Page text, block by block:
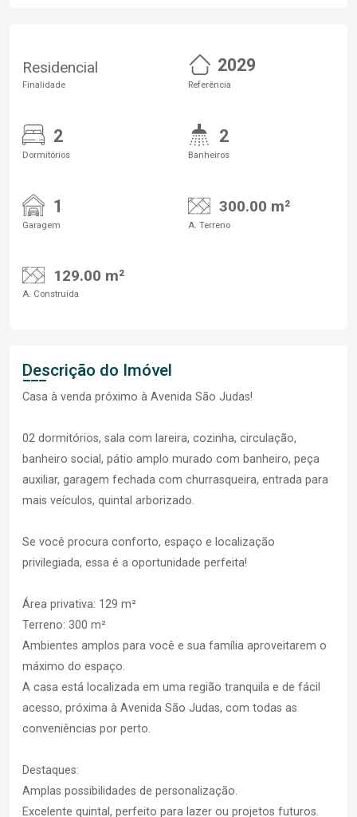
Residencial
Finalidade
2029
Referência
2
Dormitórios
2
Banheiros
1
Garagem
300.00 m²
A. Terreno
129.00 m²
A. Construída
Descrição do Imóvel
Casa à venda próximo à Avenida São Judas!
02 dormitórios, sala com lareira, cozinha, circulação,
banheiro social, pátio amplo murado com banheiro, peça
auxiliar, garagem fechada com churrasqueira, entrada para
mais veículos, quintal arborizado.
Se você procura conforto, espaço e localização
privilegiada, essa é a oportunidade perfeita!
Área privativa: 129 m²
Terreno: 300 m²
Ambientes amplos para você e sua família aproveitarem o
máximo do espaço.
A casa está localizada em uma região tranquila e de fácil
acesso, próxima à Avenida São Judas, com todas as
conveniências por perto.
Destaques:
Amplas possibilidades de personalização.
Excelente quintal, perfeito para lazer ou projetos futuros.